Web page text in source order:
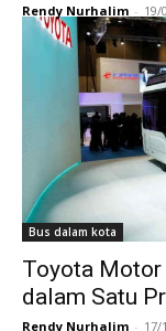
Rendy Nurhalim - 19/
Bus dalam kota
Toyota Motor
dalam Satu
Rendy Nurhalim - 17/